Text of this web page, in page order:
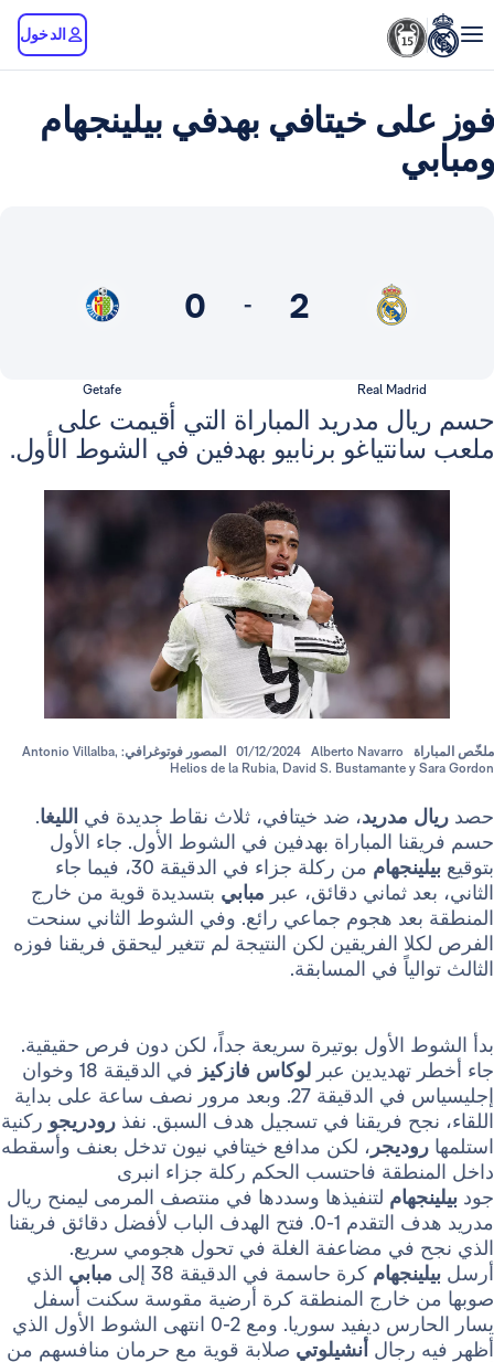
خيتافي بهدفي بيلينجهام
2
مدريد المباراة التي أقيمت على
برنابيو بهدفين في الشوط الأول.
01/12/2024 Alberto Navarro
المصور فوتوغرافي: Antonio Villalba,
Helios de la Rubia, David S. Bustamante
مدريد ، ضد خيتافي، ثلاث نقاط جديدة فيالليغا.
المباراة بهدفين في الشوط الأول. جاء الأول
من ركلة جزاء في الدقيقة 30، فيما جاء
ثماني دقائق، عبرمبابي بتسديدة قوية من خارج
هجوم جماعي رائع. وفي الشوط الثاني سنحت
الفريقين لكن النتيجة لم تتغير ليحقق فريقنا فوزه
في المسابقة.
الأول بوتيرة سريعة جداً، لكن دون فرص حقيقية.
عبرلوكاس فازكيز
في الدقيقة 18 وخوان
إجليسياس في الدقيقة 27. وبعد مرور نصف ساعة على بداية
فريقنا في تسجيل هدف السبق. نفذرودريجوركنية
، لكن مدافع خيتافي نيون تدخل بعنف وأسقطه
فاحتسب الحكم ركلة جزاء انبرى
لتنفيذها وسددها في منتصف المرمى ليمنح ريال
مدريد هدف التقدم 1-0. فتح الهدف الباب لأفضل دقائق فريقنا
في مضاعفة الغلة في تحول هجومي سريع.
كرة حاسمة في الدقيقة 38 إلى مبابي الذي
خارج المنطقة كرة أرضية مقوسة سكنت أسفل
يسار الحارس ديفيد سوريا. ومع 2-0 انتهى الشوط الأول الذي
أنشيلوتي صلابة قوية مع حرمان منافسهم من